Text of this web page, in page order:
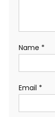
Name *
Email *